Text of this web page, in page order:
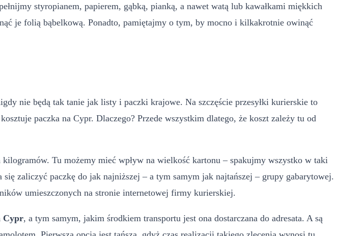
styropianem, papierem, gąbką, pianką, a nawet watą lub kawałkami miękkich
je folią bąbelkową. Ponadto, pamiętajmy o tym, by mocno i kilkakrotnie owinąć
nie będą tak tanie jak listy i paczki krajowe. Na szczęście przesyłki kurierskie to
paczka na Cypr. Dlaczego? Przede wszystkim dlatego, że koszt zależy tu od
Tu możemy mieć wpływ na wielkość kartonu – spakujmy wszystko w taki
zaliczyć paczkę do jak najniższej – a tym samym jak najtańszej – grupy gabarytowej.
umieszczonych na stronie internetowej firmy kurierskiej.
Cypr, a tym samym, jakim środkiem transportu jest ona dostarczana do adresata. A są